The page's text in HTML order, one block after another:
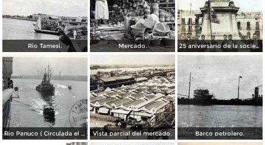
Rio Tamesi. Mercado. 25 aniversario de la sociedad mutua de artesanos de Benito Juarez ( Fechada el 2 de Octubre de 1910 ).
Rio Panuco ( Circulada el 17 de Mayo de 1932 ). Vista parcial del mercado. Barco petrolero.